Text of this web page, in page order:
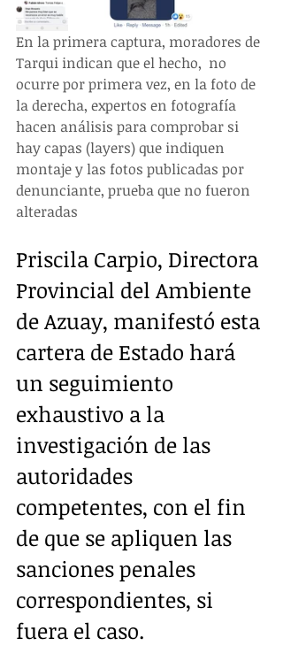
En la primera captura, moradores de
Tarqui indican que el hecho,  no
ocurre por primera vez, en la foto de
la derecha, expertos en fotografía
hacen análisis para comprobar si
hay capas (layers) que indiquen
montaje y las fotos publicadas por
denunciante, prueba que no fueron
alteradas
Priscila Carpio, Directora
Provincial del Ambiente
de Azuay, manifestó esta
cartera de Estado hará
un seguimiento
exhaustivo a la
investigación de las
autoridades
competentes, con el fin
de que se apliquen las
sanciones penales
correspondientes, si
fuera el caso.